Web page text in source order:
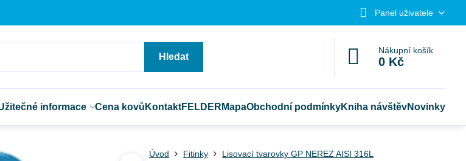
Panel uživatele
Hledat
Nákupní košík
0 Kč
informace Cena kovů KontaktFELDER MapaObchodní podmínkyKniha návštěvNovinky
Úvod Fitinky
Lisovací tvarovky GP NEREZ AISI 316L